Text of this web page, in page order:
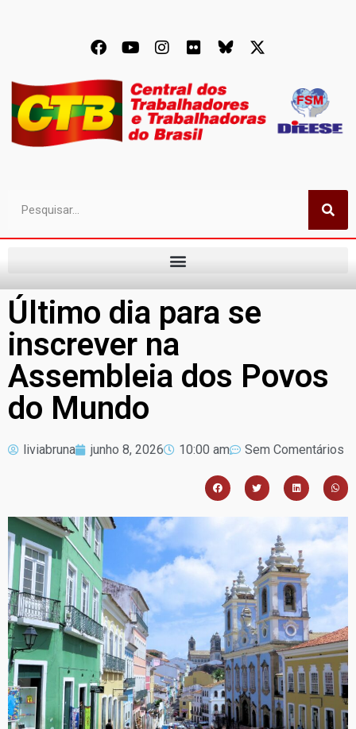
Último dia para se
inscrever na
Assembleia dos Povos
do Mundo
liviabruna junho 8, 2026 10:00 am Sem Comentários